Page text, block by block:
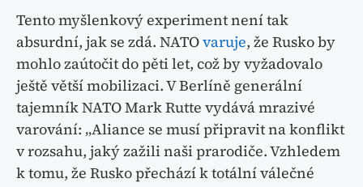
Tento myšlenkový experiment není tak
absurdní, jak se zdá. NATOvaruje, že Rusko by
mohlo zaútočit do pěti let, což by vyžadovalo
ještě větší mobilizaci. V Berlíně generální
tajemník NATO Mark Rutte vydává mrazivé
varování: „Aliance se musí připravit na konflikt
v rozsahu, jaký zažili naši prarodiče. Vzhledem
k tomu, že Rusko přechází k totální válečné